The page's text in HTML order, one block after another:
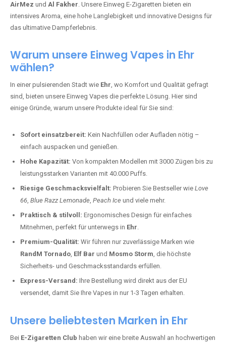
AirMez und Al Fakher. Unsere Einweg E-Zigaretten bieten ein
intensives Aroma, eine hohe Langlebigkeit und innovative Designs für
das ultimative Dampferlebnis.
Warum unsere Einweg Vapes in Ehr
wählen?
In einer pulsierenden Stadt wie Ehr, wo Komfort und Qualität gefragt
sind, bieten unsere Einweg Vapes die perfekte Lösung. Hier sind
einige Gründe, warum unsere Produkte ideal für Sie sind:
Sofort einsatzbereit: Kein Nachfüllen oder Aufladen nötig –
einfach auspacken und genießen.
Hohe Kapazität: Von kompakten Modellen mit 3000 Zügen bis zu
leistungsstarken Varianten mit 40.000 Puffs.
Riesige Geschmacksvielfalt: Probieren Sie Bestseller wie Love
66, Blue Razz Lemonade, Peach Ice und viele mehr.
Praktisch & stilvoll: Ergonomisches Design für einfaches
Mitnehmen, perfekt für unterwegs in Ehr.
Premium-Qualität: Wir führen nur zuverlässige Marken wie
RandM Tornado, Elf Bar und Mosmo Storm, die höchste
Sicherheits- und Geschmacksstandards erfüllen.
Express-Versand: Ihre Bestellung wird direkt aus der EU
versendet, damit Sie Ihre Vapes in nur 1-3 Tagen erhalten.
Unsere beliebtesten Marken in Ehr
Bei E-Zigaretten Club haben wir eine breite Auswahl an hochwertigen